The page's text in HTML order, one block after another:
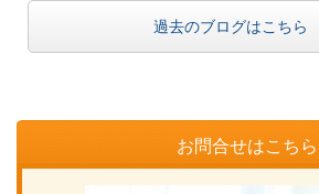
過去のブログはこちら
お問合せはこちら